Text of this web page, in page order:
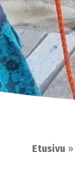
Etusivu »